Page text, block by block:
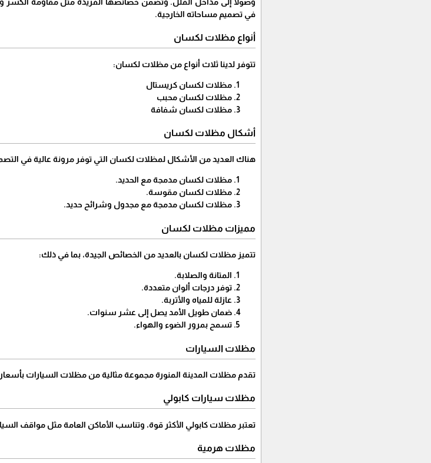
في تصميم مساحاته الخارجية.
أنواع مظلات لكسان
تتوفر لدينا ثلاث أنواع من مظلات لكسان:
مظلات لكسان كريستال
مظلات لكسان محبب
مظلات لكسان شفافة
أشكال مظلات لكسان
هناك العديد من الأشكال لمظلات لكسان التي توفر مرونة عالية في
مظلات لكسان مدمجة مع الحديد.
مظلات لكسان مقوسة.
مظلات لكسان مدمجة مع مجدول وشرائح حديد.
مميزات مظلات لكسان
تتميز مظلات لكسان بالعديد من الخصائص الجيدة، بما في ذلك:
المتانة والصلابة.
توفر درجات ألوان متعددة.
عازلة للمياه والأتربة.
ضمان طويل الأمد يصل إلى عشر سنوات.
تسمح بمرور الضوء والهواء.
مظلات السيارات
تقدم مظلات المدينة المنورة مجموعة مثالية من مظلات السيارات
مظلات سيارات كابولي
تعتبر مظلات كابولي الأكثر قوة، وتناسب الأماكن العامة مثل مواقف
مظلات هرمية